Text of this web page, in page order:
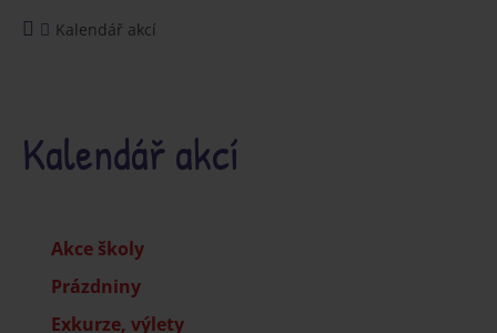
Kalendář akcí
Kalendář akcí
Akce školy
Prázdniny
Exkurze, výlety